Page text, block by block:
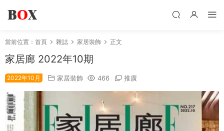
當前位置： 首頁 雜誌 家居裝飾 正文
家居廊 2022年10期
2022年10月 家居裝飾 466 推廣